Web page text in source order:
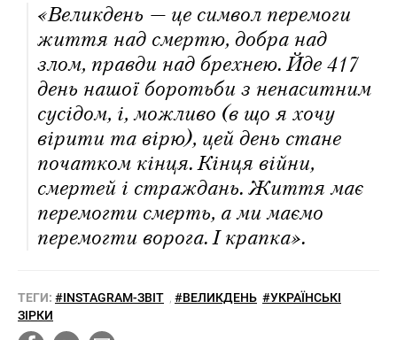
«Великдень — це символ перемоги
життя над смертю, добра над
злом, правди над брехнею. Йде 417
день нашої боротьби з ненаситним
сусідом, і, можливо (в що я хочу
вірити та вірю), цей день стане
початком кінця. Кінця війни,
смертей і страждань. Життя має
перемогти смерть, а ми маємо
перемогти ворога. І крапка».
ТЕГИ: #INSTAGRAM-ЗВІТ #ВЕЛИКДЕНЬ #УКРАЇНСЬКІ
ЗІРКИ